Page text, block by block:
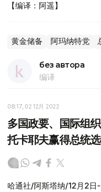
【编译：阿遥】
黄金储备 阿玛纳特党
без автора
编译
08:17, 02 12月 2022
多国政要、国际组
托卡耶夫赢得总统
哈通社/阿斯塔纳/12月2日